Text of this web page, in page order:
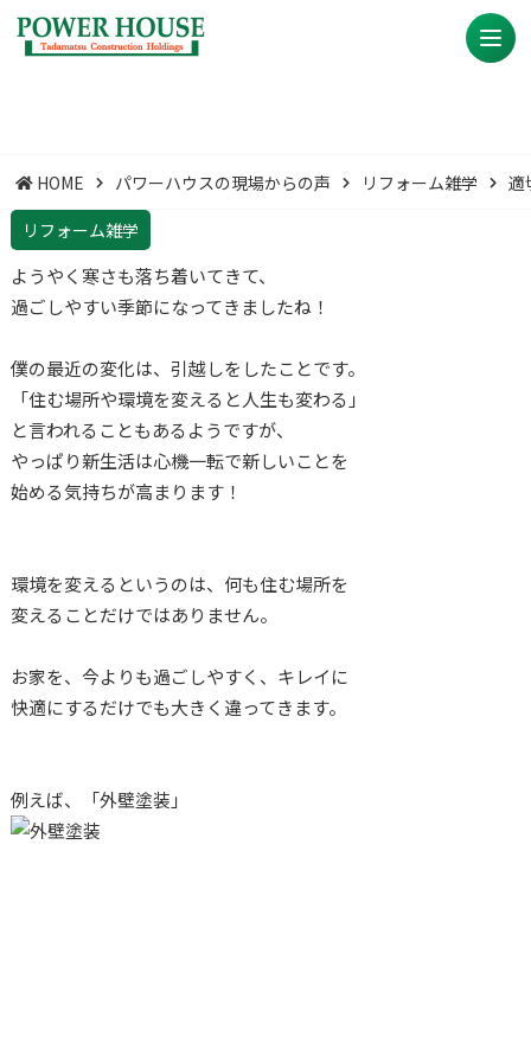
HOME パワーハウスの現場からの声 リフォーム雑学 適
リフォーム雑学
ようやく寒さも落ち着いてきて、
過ごしやすい季節になってきましたね！
僕の最近の変化は、引越しをしたことです。
「住む場所や環境を変えると人生も変わる」
と言われることもあるようですが、
やっぱり新生活は心機一転で新しいことを
始める気持ちが高まります！
環境を変えるというのは、何も住む場所を
変えることだけではありません。
お家を、今よりも過ごしやすく、キレイに
快適にするだけでも大きく違ってきます。
例えば、「外壁塗装」